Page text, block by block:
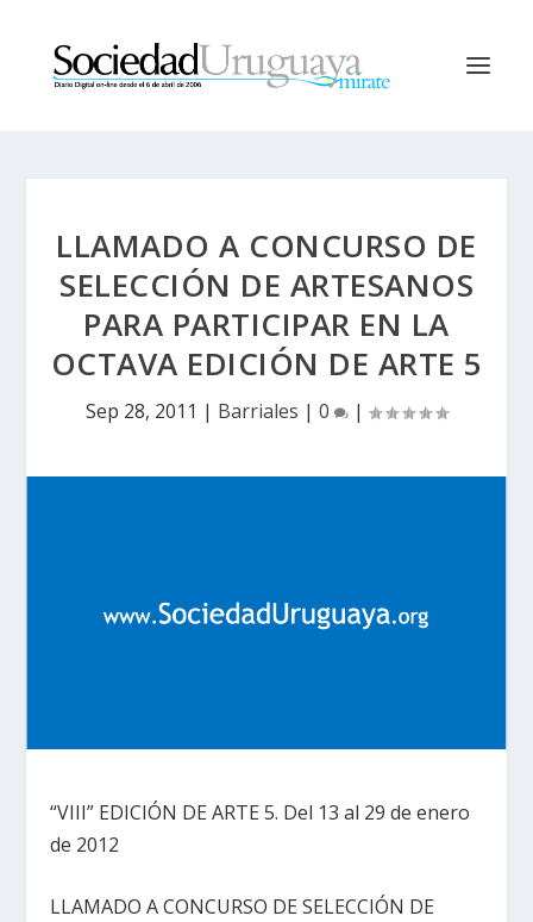
LLAMADO A CONCURSO DE
SELECCIÓN DE ARTESANOS
PARA PARTICIPAR EN LA
OCTAVA EDICIÓN DE ARTE 5
Sep 28, 2011 | Barriales | 0 |
“VIII” EDICIÓN DE ARTE 5. Del 13 al 29 de enero
de 2012
LLAMADO A CONCURSO DE SELECCIÓN DE